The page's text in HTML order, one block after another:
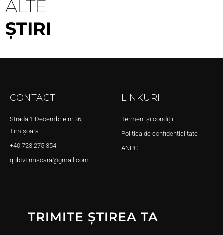
ALTE
ȘTIRI
CONTACT
Strada 1 Decembrie nr.36,
Timișoara
+40 723 275 354
qubtvtimisoara@gmail.com
LINKURI
Termeni și condiții
Politica de confidențialitate
ANPC
TRIMITE ȘTIREA TA